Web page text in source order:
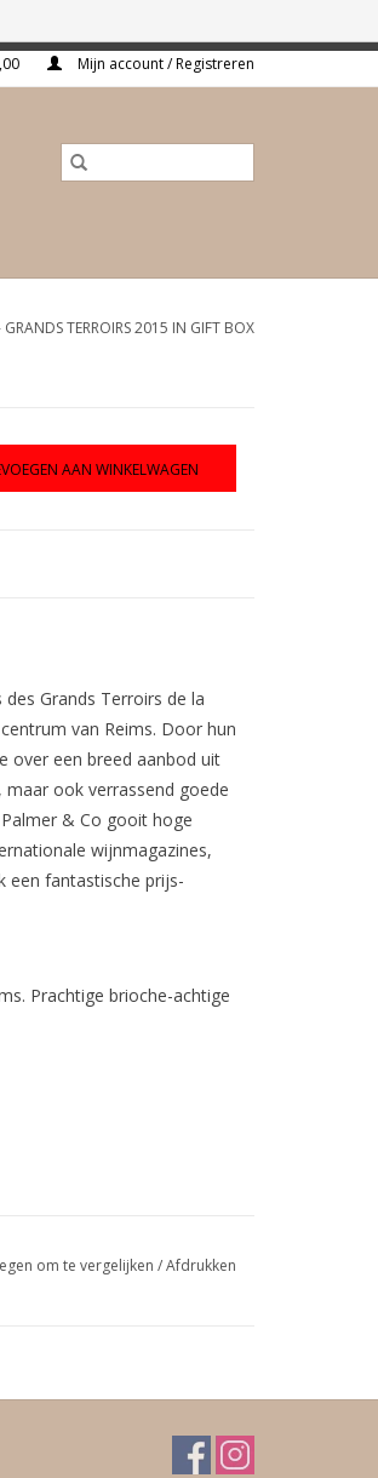
Mijn account / Registreren
TERROIRS 2015 IN GIFT BOX
AAN WINKELWAGEN
Grands Terroirs de la
van Reims. Door hun
over een breed aanbod uit
ook verrassend goede
& Co gooit hoge
wijnmagazines,
een fantastische prijs-
Prachtige brioche-achtige
om te vergelijken /Afdrukken